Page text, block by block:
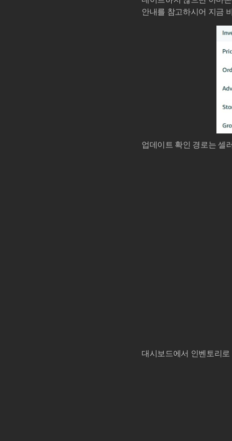
안내를 참고하시어 지금
업데이트 확인 경로는 셀
대시보드에서 인벤토리